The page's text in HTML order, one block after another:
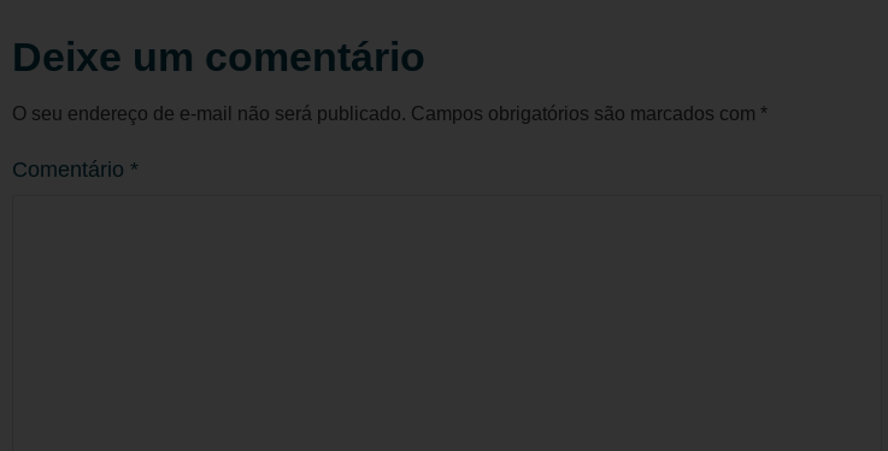
Deixe um comentário
O seu endereço de e-mail não será publicado. Campos obrigatórios são marcados com *
Comentário *